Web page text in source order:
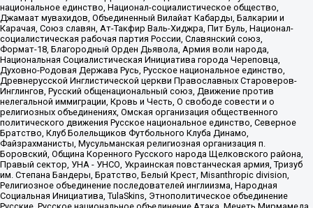
национальное единство, Национал-социалистическое общество,
Джамаат мувахидов, Объединенный Вилайат Кабарды, Балкарии и
Карачая, Союз славян, Ат-Такфир Валь-Хиджра, Пит Буль, Национал-
социалистическая рабочая партия России, Славянский союз,
Формат-18, Благородный Орден Дьявола, Армия воли народа,
Национальная Социалистическая Инициатива города Череповца,
Духовно-Родовая Держава Русь, Русское национальное единство,
Древнерусской Инглистической церкви Православных Староверов-
Инглингов, Русский общенациональный союз, Движение против
нелегальной иммиграции, Кровь и Честь, О свободе совести и о
религиозных объединениях, Омская организация общественного
политического движения Русское национальное единство, Северное
Братство, Клуб Болельщиков Футбольного Клуба Динамо,
Файзрахманисты, Мусульманская религиозная организация п.
Боровский, Община Коренного Русского народа Щелковского района,
Правый сектор, УНА - УНСО, Украинская повстанческая армия, Тризуб
им. Степана Бандеры, Братство, Белый Крест, Misanthropic division,
Религиозное объединение последователей инглиизма, Народная
Социальная Инициатива, TulaSkins, Этнополитическое объединение